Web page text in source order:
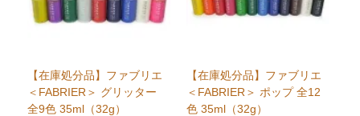
【在庫処分品】ファブリエ
＜FABRIER＞ グリッター
全9色 35ml（32g）
【在庫処分品】ファブリエ
＜FABRIER＞ ポップ 全12
色 35ml（32g）